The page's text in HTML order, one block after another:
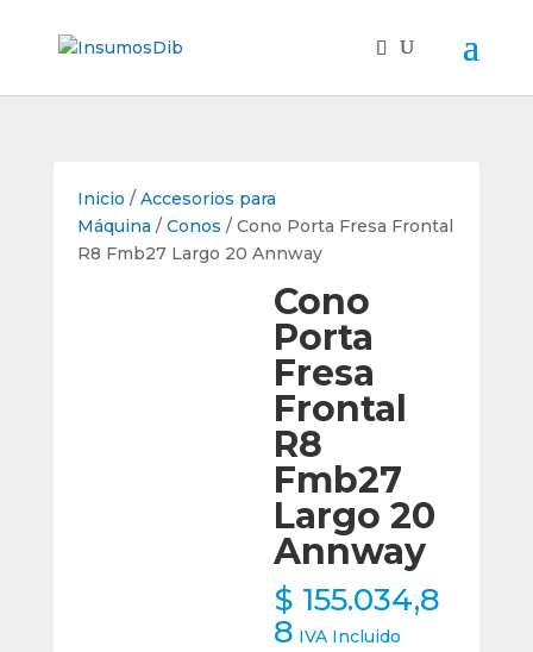
Inicio / Accesorios para
Máquina / Conos / Cono Porta Fresa Frontal
R8 Fmb27 Largo 20 Annway
Cono
Porta
Fresa
Frontal
R8
Fmb27
Largo 20
Annway
$ 155.034,8
8 IVA Incluido